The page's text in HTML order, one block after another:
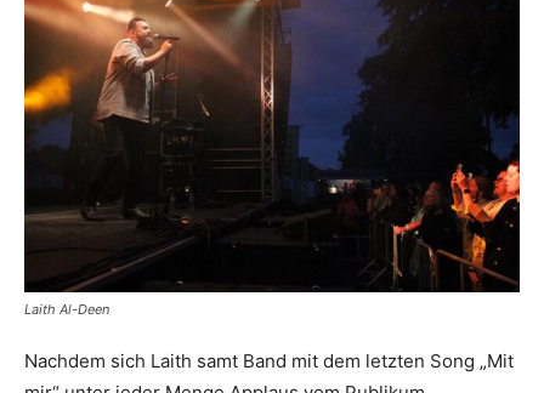
Laith Al-Deen
Nachdem sich Laith samt Band mit dem letzten Song „Mit